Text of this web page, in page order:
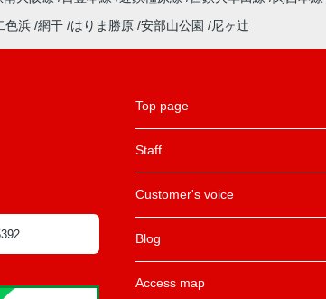
色浜 網干 はりま勝原 安部山公園 尼ヶ辻
Top page
Staff
Customer's voice
Blog
Access map